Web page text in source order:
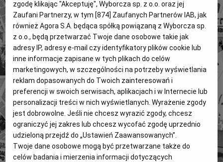
Magazyny Wyborcza Classic
Wyborcza.biz Wysokie Obcasy
BIQdata Jutronauci
Archiwum Inne serwisy
4 miliony tekstów od 1989 roku.
Zyskaj dostęp do archiwalnych treści "Gazety
Wyborczej".
Znajdź historie, których szukasz.
Kup dostęp
lub Zaloguj się
zgodę klikając "Akceptuję", Wyborcza sp. z o.o. oraz jej
Zaufani Partnerzy, w tym [874] Zaufanych Partnerów IAB, jak
również Agora S.A. będąca spółką powiązaną z Wyborcza sp.
z o.o., będą przetwarzać Twoje dane osobowe takie jak
adresy IP, adresy e-mail czy identyfikatory plików cookie lub
inne informacje zapisane w tych plikach do celów
marketingowych, w szczególności na potrzeby wyświetlania
reklam dopasowanych do Twoich zainteresowań i
preferencji w swoich serwisach, aplikacjach i w Internecie lub
personalizacji treści w nich wyświetlanych. Wyrażenie zgody
jest dobrowolne. Jeśli nie chcesz wyrazić zgody, chcesz
ograniczyć jej zakres lub chcesz wycofać zgodę uprzednio
udzieloną przejdź do „Ustawień Zaawansowanych”.
Twoje dane osobowe mogą być przetwarzane także do
celów badania i mierzenia informacji dotyczących